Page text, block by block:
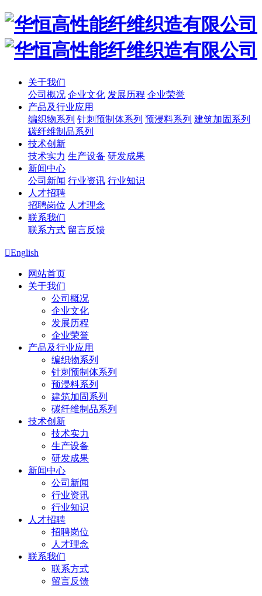
关于我们
公司概况 企业文化 发展历程 企业荣誉
产品及行业应用
编织物系列 针刺预制体系列 预浸料系列 建筑加固系列
碳纤维制品系列
技术创新
技术实力 生产设备 研发成果
新闻中心
公司新闻 行业资讯 行业知识
人才招聘
招聘岗位 人才理念
联系我们
联系方式 留言反馈
English
网站首页
关于我们
公司概况
企业文化
发展历程
企业荣誉
产品及行业应用
编织物系列
针刺预制体系列
预浸料系列
建筑加固系列
碳纤维制品系列
技术创新
技术实力
生产设备
研发成果
新闻中心
公司新闻
行业资讯
行业知识
人才招聘
招聘岗位
人才理念
联系我们
联系方式
留言反馈